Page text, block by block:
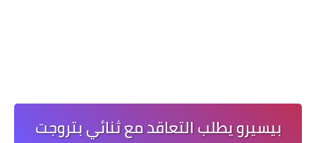
بيسيرو يطلب التعاقد مع ثنائي بتروجت